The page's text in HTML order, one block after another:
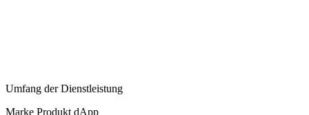
Umfang der Dienstleistung
Marke Produkt dApp